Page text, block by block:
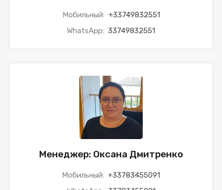
Мобильный: +33749832551
WhatsApp: 33749832551
Менеджер: Оксана Дмитренко
Мобильный: +33783455091